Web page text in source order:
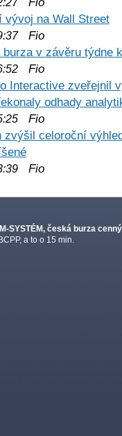
vývoj na Wall Street
Fio
burza v závěru týdne
Fio
Interactive zveřejnil
odhady
Fio
zvýšil celoroční
Fio
SYSTÉM, česká burza
a to o 15 min.